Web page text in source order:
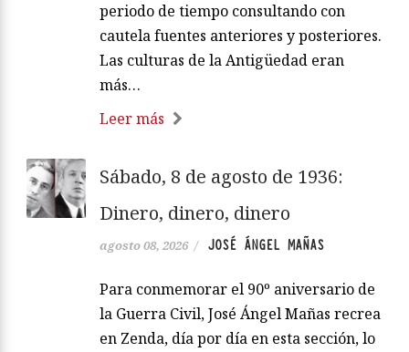
periodo de tiempo consultando con
cautela fuentes anteriores y posteriores.
Las culturas de la Antigüedad eran
más…
Leer más
Sábado, 8 de agosto de 1936:
Dinero, dinero, dinero
agosto 08, 2026 / JOSÉ ÁNGEL MAÑAS
Para conmemorar el 90º aniversario de
la Guerra Civil, José Ángel Mañas recrea
en Zenda, día por día en esta sección, lo